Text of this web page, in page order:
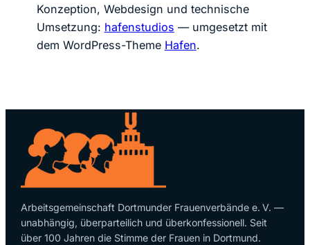
Konzeption, Webdesign und technische
Umsetzung: hafenstudios — umgesetzt mit
dem WordPress-Theme Hafen.
Arbeitsgemeinschaft Dortmunder Frauenverbände e. V. —
unabhängig, überparteilich und überkonfessionell. Seit
über 100 Jahren die Stimme der Frauen in Dortmund.